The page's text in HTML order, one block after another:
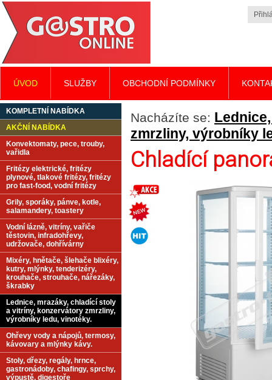
Nacházíte se:
zmrzliny, výrobníky
Chladící
KOMPLETNÍ NABÍDKA
AKČNÍ NABÍDKA
Konvektomaty, pece, trouby,
vařidla
Fritézy elektrické, fritézy
plynové, tlakové fritézy, fritézy
pro fast-food, vodní fritézy
Grily, sporáky, pánve, kotle,
salamandery, toastery
Vodní lázně, vitríny, vařiče
těstovin, infradohřevy,
udržovače, dohřívárny
Mixéry, hnětače, šlehače blixéry,
kutry, mlýnky, tenderizéry,
krouhače, strouhače, nářezáky,
škrabky
Lednice, mrazáky, chladící stoly
a vitríny, konzervátory zmrzliny,
výrobníky ledu, vinotéky.
Ohřevy vody a nápojů, termosy,
kávovary a mlýnky kávy.
Stoly, dřezy, regály, hrnce,
gastronádoby, chafingy, sprchy,
výpustě, digestoře
ÚVOD SLUŽBY OBCHODNÍ PODMÍNKY